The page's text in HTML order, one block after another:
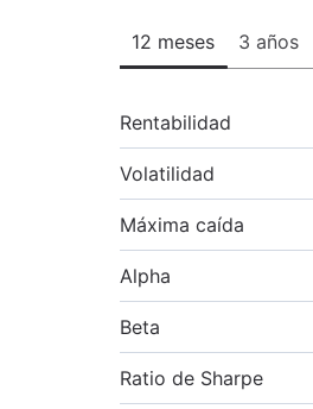
12 meses 3 años
Rentabilidad
Volatilidad
Máxima caída
Alpha
Beta
Ratio de Sharpe